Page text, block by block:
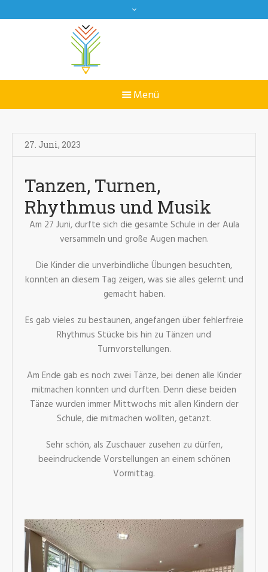
27. Juni, 2023
Tanzen, Turnen,
Rhythmus und Musik
Am 27 Juni, durfte sich die gesamte Schule in der Aula
versammeln und große Augen machen.
Die Kinder die unverbindliche Übungen besuchten,
konnten an diesem Tag zeigen, was sie alles gelernt und
gemacht haben.
Es gab vieles zu bestaunen, angefangen über fehlerfreie
Rhythmus Stücke bis hin zu Tänzen und
Turnvorstellungen.
Am Ende gab es noch zwei Tänze, bei denen alle Kinder
mitmachen konnten und durften. Denn diese beiden
Tänze wurden immer Mittwochs mit allen Kindern der
Schule, die mitmachen wollten, getanzt.
Sehr schön, als Zuschauer zusehen zu dürfen,
beeindruckende Vorstellungen an einem schönen
Vormittag.